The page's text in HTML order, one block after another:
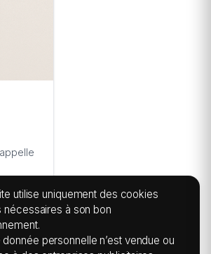
utilise uniquement des cookies
nécessaires à son bon
personnelle n’est vendue ou